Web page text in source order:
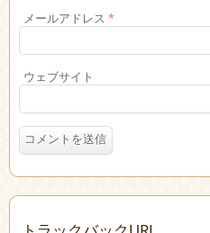
メールアドレス *
ウェブサイト